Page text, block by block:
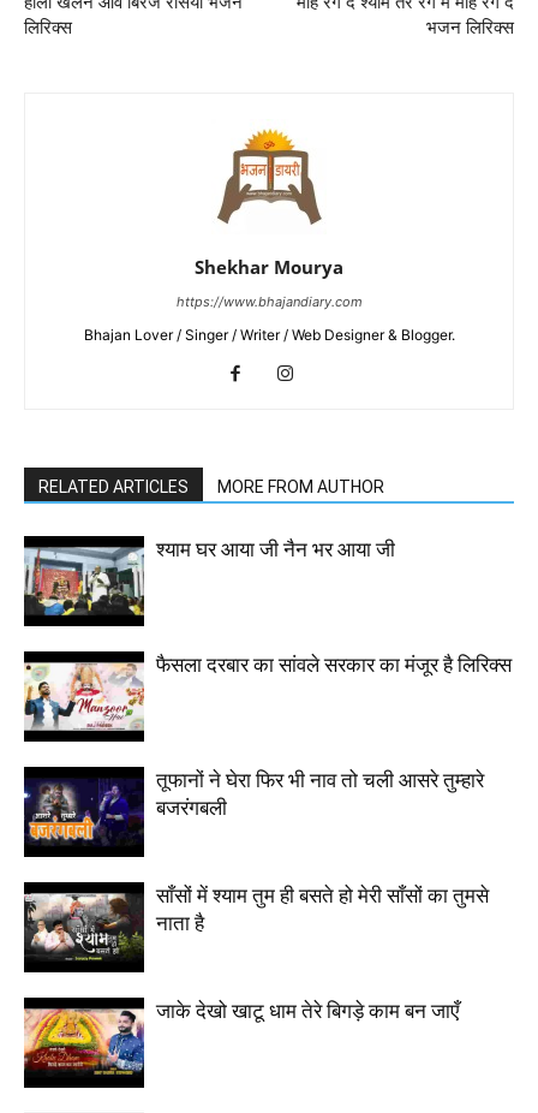
लिरिक्स
भजन लिरिक्स
Shekhar Mourya
https://www.bhajandiary.com
Bhajan Lover / Singer / Writer / Web Designer & Blogger.
RELATED ARTICLES MORE FROM AUTHOR
श्याम घर आया जी नैन भर आया जी
फैसला दरबार का सांवले सरकार का मंजूर है लिरिक्स
तूफानों ने घेरा फिर भी नाव तो चली आसरे तुम्हारे
बजरंगबली
साँसों में श्याम तुम ही बसते हो मेरी साँसों का तुमसे
नाता है
जाके देखो खाटू धाम तेरे बिगड़े काम बन जाएँ